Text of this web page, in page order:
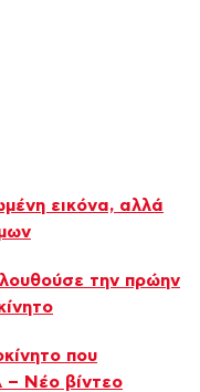
εικόνα, αλλά
την πρώην
που
Νέο βίντεο